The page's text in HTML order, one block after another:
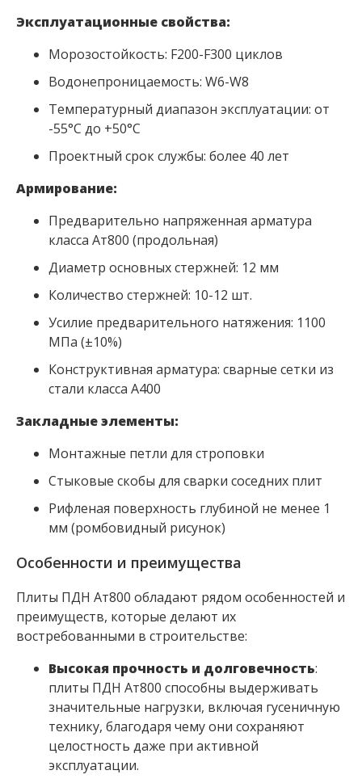
Эксплуатационные свойства:
Морозостойкость: F200-F300 циклов
Водонепроницаемость: W6-W8
Температурный диапазон эксплуатации: от
-55°C до +50°C
Проектный срок службы: более 40 лет
Армирование:
Предварительно напряженная арматура
класса Ат800 (продольная)
Диаметр основных стержней: 12 мм
Количество стержней: 10-12 шт.
Усилие предварительного натяжения: 1100
МПа (±10%)
Конструктивная арматура: сварные сетки из
стали класса А400
Закладные элементы:
Монтажные петли для строповки
Стыковые скобы для сварки соседних плит
Рифленая поверхность глубиной не менее 1
мм (ромбовидный рисунок)
Особенности и преимущества
Плиты ПДН Ат800 обладают рядом особенностей и
преимуществ, которые делают их
востребованными в строительстве:
Высокая прочность и долговечность: ​
плиты ПДН Ат800 способны выдерживать
значительные нагрузки, включая гусеничную
технику, благодаря чему они сохраняют
целостность даже при активной
эксплуатации.